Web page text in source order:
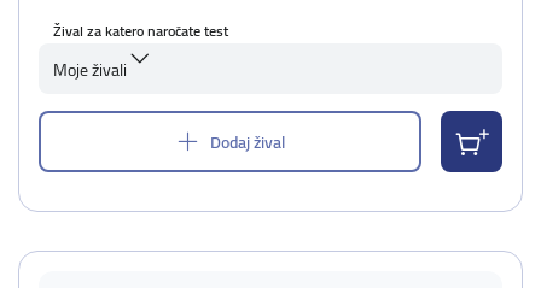
Žival za katero naročate test
Moje živali
Dodaj žival